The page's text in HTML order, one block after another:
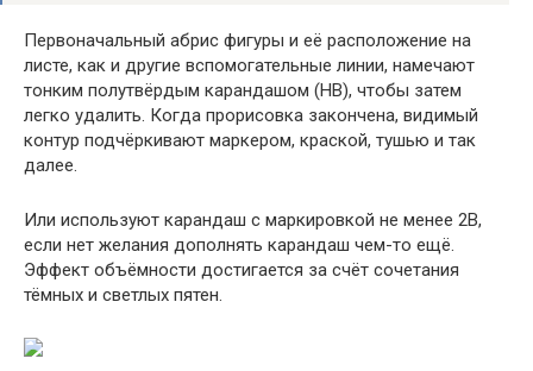
Первоначальный абрис фигуры и её расположение на
листе, как и другие вспомогательные линии, намечают
тонким полутвёрдым карандашом (НВ), чтобы затем
легко удалить. Когда прорисовка закончена, видимый
контур подчёркивают маркером, краской, тушью и так
далее.
Или используют карандаш с маркировкой не менее 2В,
если нет желания дополнять карандаш чем-то ещё.
Эффект объёмности достигается за счёт сочетания
тёмных и светлых пятен.